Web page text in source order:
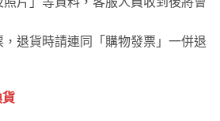
退貨時請連同「購物發票」一併退